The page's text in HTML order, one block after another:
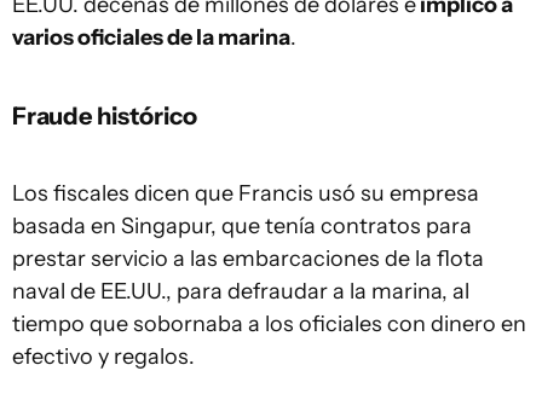
varios oficiales de la marina.
Fraude histórico
Los fiscales dicen que Francis usó su empresa
basada en Singapur, que tenía contratos para
prestar servicio a las embarcaciones de la flota
naval de EE.UU., para defraudar a la marina, al
tiempo que sobornaba a los oficiales con dinero en
efectivo y regalos.